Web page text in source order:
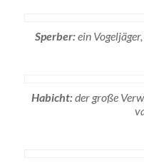
Sperber:ein
Habicht:der große